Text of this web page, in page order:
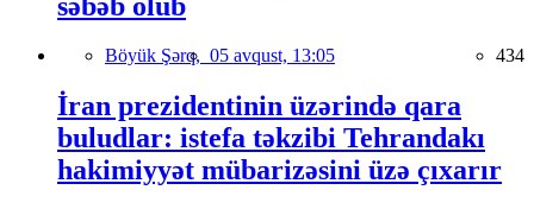
Böyük Şərq, 05 avqust, 13:05 434
İran prezidentinin üzərində qara
buludlar: istefa təkzibi Tehrandakı
hakimiyyət mübarizəsini üzə çıxarır